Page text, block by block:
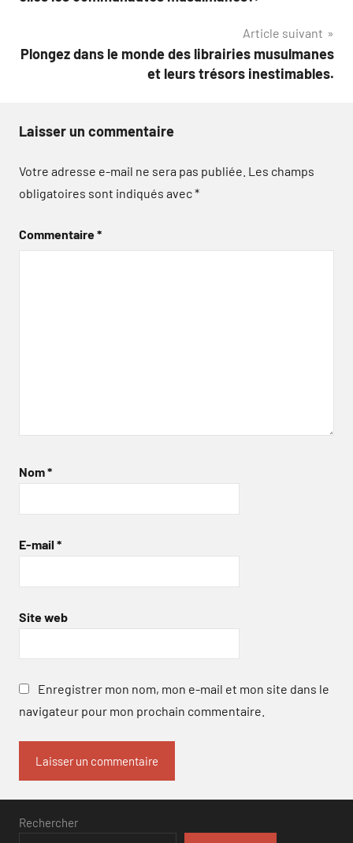
Article suivant
Plongez dans le monde des librairies musulmanes
et leurs trésors inestimables.
Laisser un commentaire
Votre adresse e-mail ne sera pas publiée. Les champs
obligatoires sont indiqués avec*
Commentaire*
Nom*
E-mail *
Site web
Enregistrer mon nom, mon e-mail et mon site dans le
navigateur pour mon prochain commentaire.
Rechercher